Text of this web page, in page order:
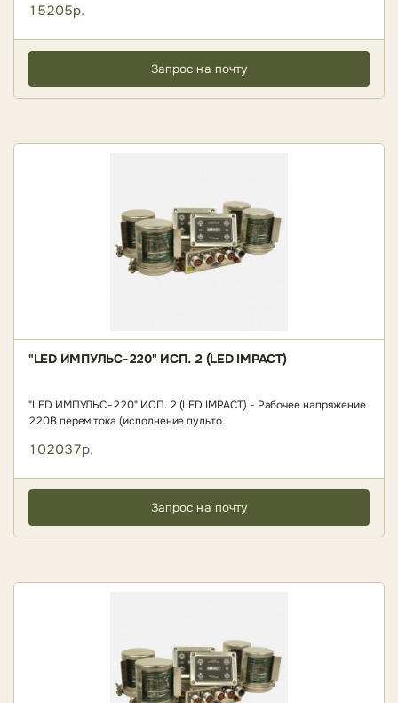
15205р.
Запрос на почту
"LED ИМПУЛЬС-220" ИСП. 2 (LED IMPACT)
"LED ИМПУЛЬС-220" ИСП. 2 (LED IMPACT) - Рабочее напряжение
220В перем.тока (исполнение пульто..
102037р.
Запрос на почту